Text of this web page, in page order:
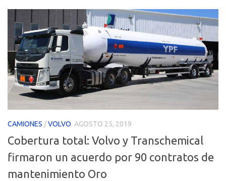
CAMIONES /VOLVO AGOSTO 25, 2019
Cobertura total: Volvo y Transchemical
firmaron un acuerdo por 90 contratos de
mantenimiento Oro